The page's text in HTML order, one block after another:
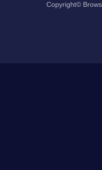
Copyright©